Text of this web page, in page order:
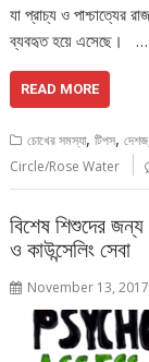
যা প্রাচ্য ও পাশ্চাত্যের
ব্যবহৃত হয়ে এসেছে। …
READ MORE
চোখের সমস্যা,টিপস,দেশজ
Circle/Rose Water
বিশেষ শিশুদের
ও কাউন্সেলিং সেবা
November 13, 2017